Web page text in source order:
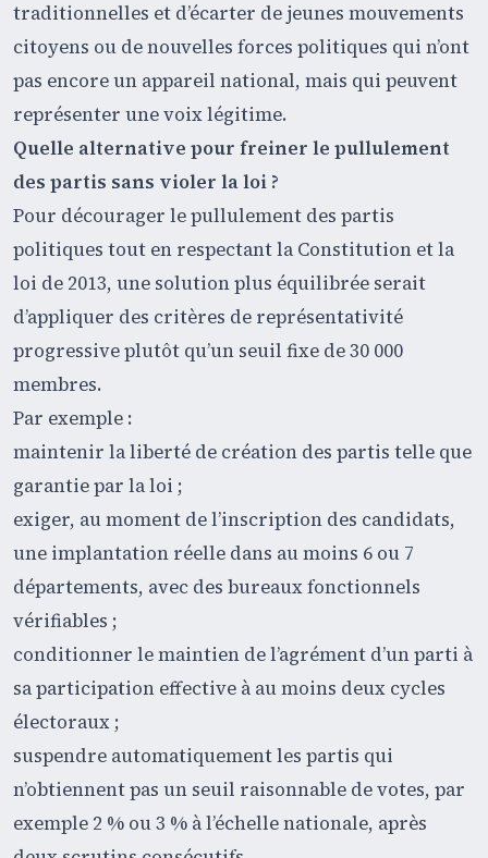
traditionnelles et d’écarter de jeunes mouvements
citoyens ou de nouvelles forces politiques qui n’ont
pas encore un appareil national, mais qui peuvent
représenter une voix légitime.
Quelle alternative pour freiner le pullulement
des partis sans violer la loi ?
Pour décourager le pullulement des partis
politiques tout en respectant la Constitution et la
loi de 2013, une solution plus équilibrée serait
d’appliquer des critères de représentativité
progressive plutôt qu’un seuil fixe de 30 000
membres.
Par exemple :
maintenir la liberté de création des partis telle que
garantie par la loi ;
exiger, au moment de l’inscription des candidats,
une implantation réelle dans au moins 6 ou 7
départements, avec des bureaux fonctionnels
vérifiables ;
conditionner le maintien de l’agrément d’un parti à
sa participation effective à au moins deux cycles
électoraux ;
suspendre automatiquement les partis qui
n’obtiennent pas un seuil raisonnable de votes, par
exemple 2 % ou 3 % à l’échelle nationale, après